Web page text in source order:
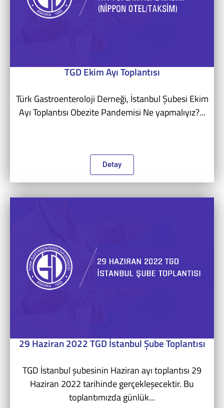
TGD Ekim Ayı Toplantısı
Türk Gastroenteroloji Derneği, İstanbul Şubesi Ekim
Ayı Toplantısı Obezite Pandemisi Ne yapmalıyız?...
Detay
29 Haziran 2022 TGD İstanbul Şube Toplantısı
TGD İstanbul şubesinin Haziran ayı toplantısı 29
Haziran 2022 tarihinde gerçekleşecektir. Bu
toplantımızda günlük...